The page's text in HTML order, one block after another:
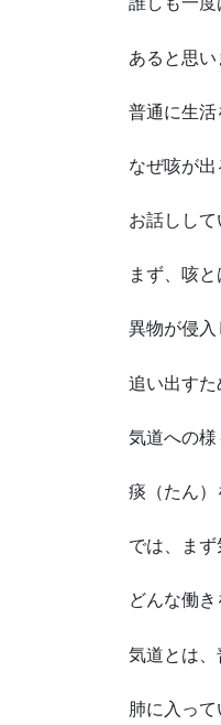
あると思い
普通に生活
なぜ咳が
お話しして
まず、咳
異物が侵
追い出すた
気道への様
痰（たん）
では、ま
どんな働き
気道とは
肺に入って